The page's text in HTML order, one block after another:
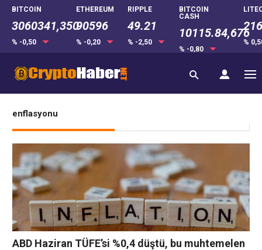
BITCOIN
3060341,350
% -0,50
ETHEREUM
90596
% -0,20
RIPPLE
49.21
% -2,50
BITCOIN
CASH
10115.84,676
% -0,80
%
enflasyonu
ABD Haziran TÜFE’si %0,4 düştü, bu muhtemelen